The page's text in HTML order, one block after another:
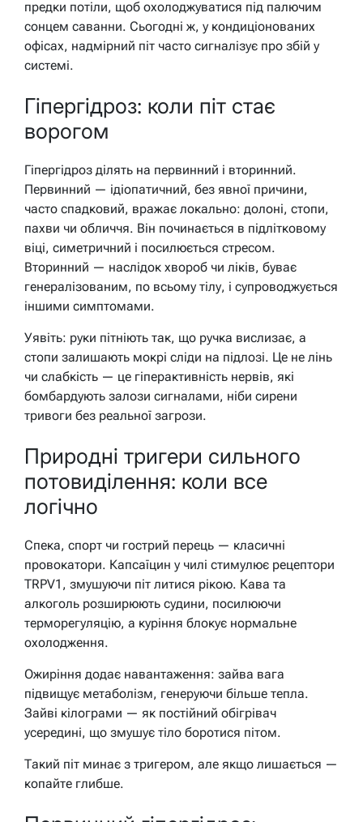
предки потіли, щоб охолоджуватися під палючим
сонцем саванни. Сьогодні ж, у кондиціонованих
офісах, надмірний піт часто сигналізує про збій у
системі.
Гіпергідроз: коли піт стає
ворогом
Гіпергідроз ділять на первинний і вторинний.
Первинний — ідіопатичний, без явної причини,
часто спадковий, вражає локально: долоні, стопи,
пахви чи обличчя. Він починається в підлітковому
віці, симетричний і посилюється стресом.
Вторинний — наслідок хвороб чи ліків, буває
генералізованим, по всьому тілу, і супроводжується
іншими симптомами.
Уявіть: руки пітніють так, що ручка вислизає, а
стопи залишають мокрі сліди на підлозі. Це не лінь
чи слабкість — це гіперактивність нервів, які
бомбардують залози сигналами, ніби сирени
тривоги без реальної загрози.
Природні тригери сильного
потовиділення: коли все
логічно
Спека, спорт чи гострий перець — класичні
провокатори. Капсаїцин у чилі стимулює рецептори
TRPV1, змушуючи піт литися рікою. Кава та
алкоголь розширюють судини, посилюючи
терморегуляцію, а куріння блокує нормальне
охолодження.
Ожиріння додає навантаження: зайва вага
підвищує метаболізм, генеруючи більше тепла.
Зайві кілограми — як постійний обігрівач
усередині, що змушує тіло боротися пітом.
Такий піт минає з тригером, але якщо лишається —
копайте глибше.